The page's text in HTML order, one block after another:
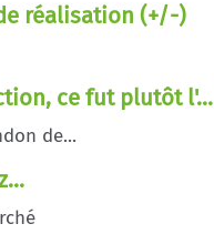
réalisation (+/-)
ce fut plutôt l'...
de...